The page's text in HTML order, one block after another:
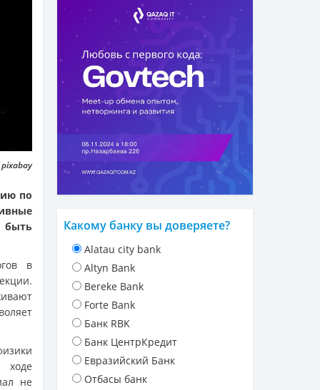
по
в
ходе
не
Какому банку вы доверяете?
Alatau city bank
Altyn Bank
Bereke Bank
Forte Bank
Банк RBK
Банк ЦентрКредит
Евразийский Банк
Отбасы банк